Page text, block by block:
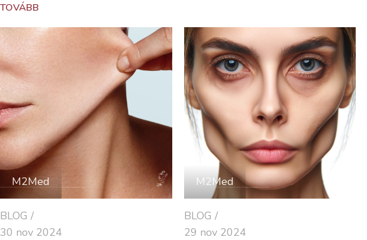
TOVÁBB
M2Med
BLOG
30 nov 2024
M2Med
BLOG
29 nov 2024